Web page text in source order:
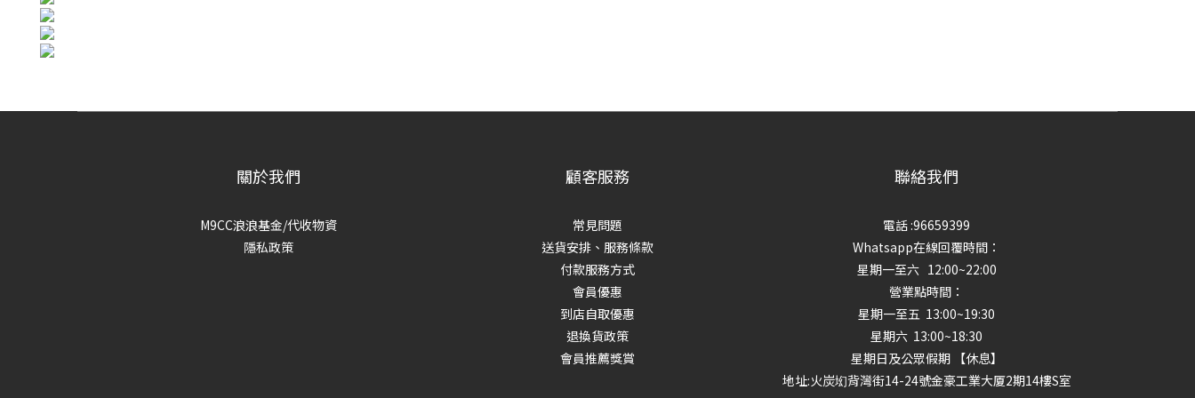
關於我們
M9CC浪浪基金/代收物資
隱私政策
顧客服務
常見問題
送貨安排、服務條款
付款服務方式
會員優惠
到店自取優惠
退換貨政策
會員推薦獎賞
聯絡我們
電話 :96659399
Whatsapp在線回覆時間：
星期一至六 12:00~22:00
營業點時間：
星期一至五 13:00~19:30
星期六 13:00~18:30
星期日及公眾假期 【休息】
地址:火炭㘭背灣街14-24號金豪工業大厦2期14樓S室